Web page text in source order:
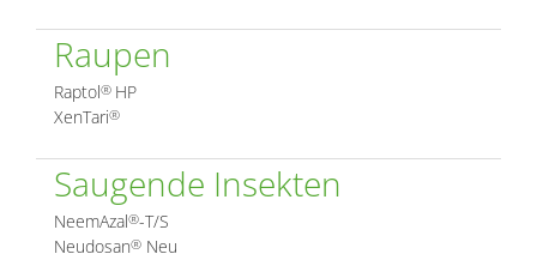
Raupen
Raptol® HP
XenTari®
Saugende Insekten
NeemAzal®-T/S
Neudosan®Neu